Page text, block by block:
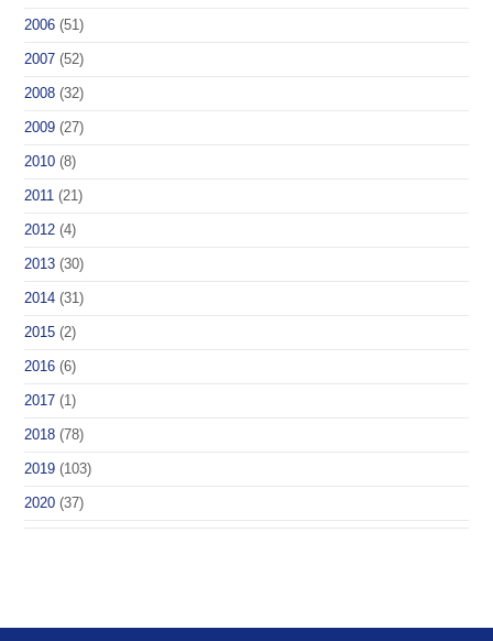
2006 (51)
2007 (52)
2008 (32)
2009 (27)
2010 (8)
2011 (21)
2012 (4)
2013 (30)
2014 (31)
2015 (2)
2016 (6)
2017 (1)
2018 (78)
2019 (103)
2020 (37)